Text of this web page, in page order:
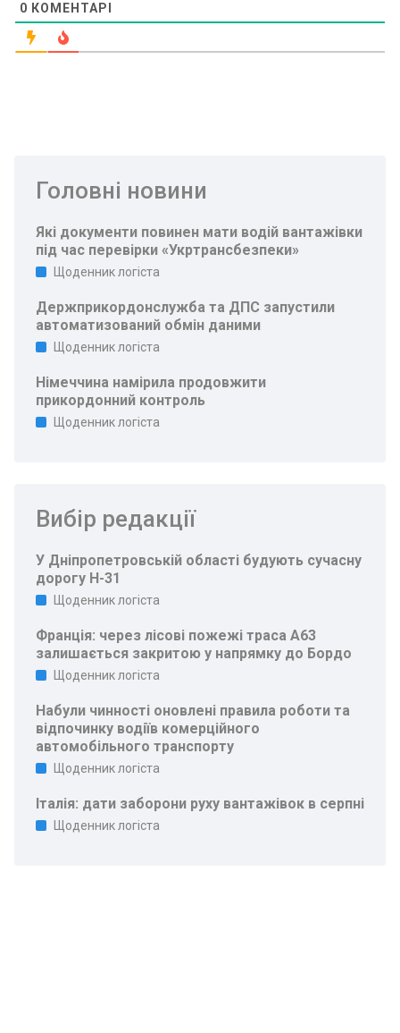
0 КОМЕНТАРІ
Головні новини
Які документи повинен мати водій вантажівки
під час перевірки «Укртрансбезпеки»
Щоденник логіста
Держприкордонслужба та ДПС запустили
автоматизований обмін даними
Щоденник логіста
Німеччина намірила продовжити
прикордонний контроль
Щоденник логіста
Вибір редакції
У Дніпропетровській області будують сучасну
дорогу Н-31
Щоденник логіста
Франція: через лісові пожежі траса A63
залишається закритою у напрямку до Бордо
Щоденник логіста
Набули чинності оновлені правила роботи та
відпочинку водіїв комерційного
автомобільного транспорту
Щоденник логіста
Італія: дати заборони руху вантажівок в серпні
Щоденник логіста